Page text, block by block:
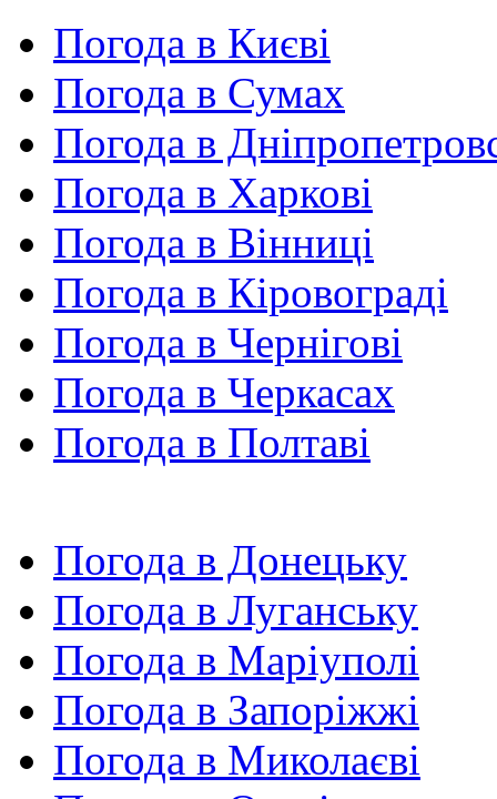
Погода в Києві
Погода в Сумах
Погода в
Погода в Харкові
Погода в Вінниці
Погода в Кіровограді
Погода в Чернігові
Погода в Черкасах
Погода в Полтаві
Погода в Донецьку
Погода в Луганську
Погода в Маріуполі
Погода в Запоріжжі
Погода в Миколаєві